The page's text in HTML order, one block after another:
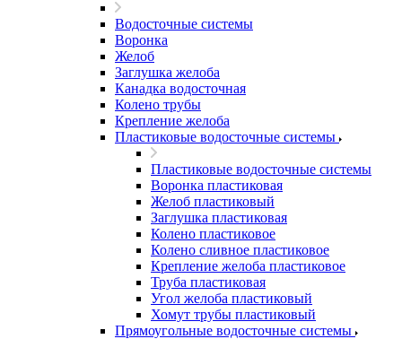
Водосточные системы
Воронка
Желоб
Заглушка желоба
Канадка водосточная
Колено трубы
Крепление желоба
Пластиковые водосточные системы
Пластиковые водосточные системы
Воронка пластиковая
Желоб пластиковый
Заглушка пластиковая
Колено пластиковое
Колено сливное пластиковое
Крепление желоба пластиковое
Труба пластиковая
Угол желоба пластиковый
Хомут трубы пластиковый
Прямоугольные водосточные системы